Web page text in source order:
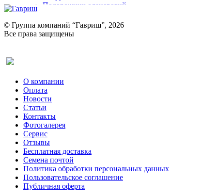
Подорожник оленерогий
Ревень
Рукола
Рута
Тмин
Трава для чая
Туласи
Укроп
Фенхель пряный
Хризантема овощная
Цикорий пряный
Цикорий салатный (Витлуф)
Черемша
Шпинат
Щавель
Эндивий
Эстрагон
© Группа компаний “Гавриш”, 2026
Все права защищены
О компании
Оплата
Новости
Статьи
Контакты
Фотогалерея​
Сервис
Отзывы
Бесплатная доставка
Семена почтой
Политика обработки персональных данных
Пользовательское соглашение
Публичная оферта